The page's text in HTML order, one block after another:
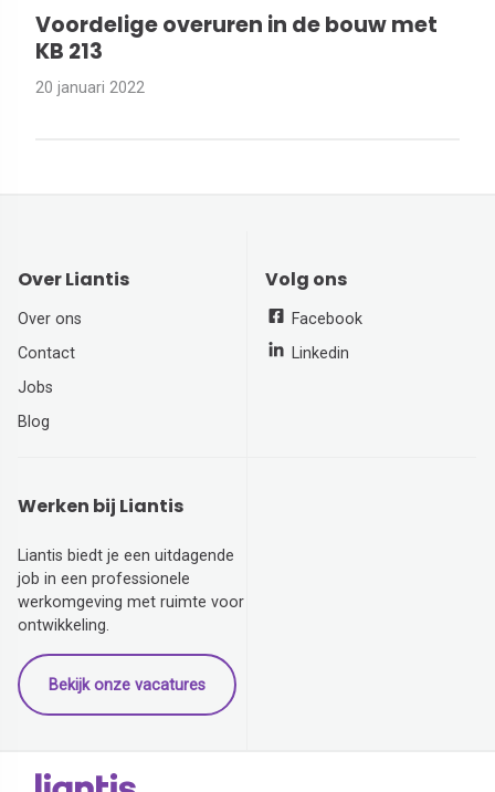
Voordelige overuren in de bouw met
KB 213
20 januari 2022
Over Liantis
Over ons
Contact
Jobs
Blog
Volg ons
Facebook
Linkedin
Werken bij Liantis
Liantis biedt je een uitdagende
job in een professionele
werkomgeving met ruimte voor
ontwikkeling.
Bekijk onze vacatures